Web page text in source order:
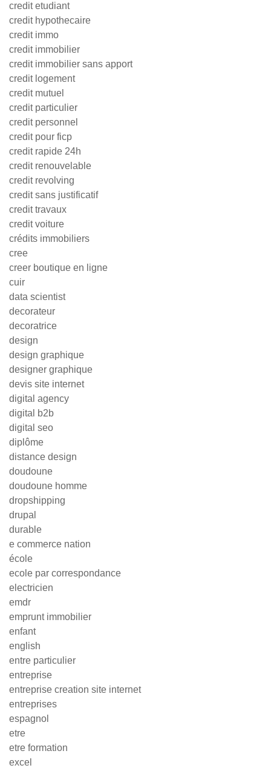
credit etudiant
credit hypothecaire
credit immo
credit immobilier
credit immobilier sans apport
credit logement
credit mutuel
credit particulier
credit personnel
credit pour ficp
credit rapide 24h
credit renouvelable
credit revolving
credit sans justificatif
credit travaux
credit voiture
crédits immobiliers
cree
creer boutique en ligne
cuir
data scientist
decorateur
decoratrice
design
design graphique
designer graphique
devis site internet
digital agency
digital b2b
digital seo
diplôme
distance design
doudoune
doudoune homme
dropshipping
drupal
durable
e commerce nation
école
ecole par correspondance
electricien
emdr
emprunt immobilier
enfant
english
entre particulier
entreprise
entreprise creation site internet
entreprises
espagnol
etre
etre formation
excel